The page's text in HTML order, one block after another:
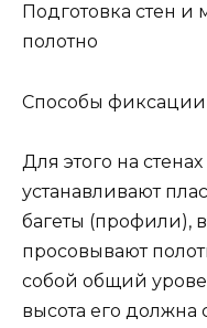
Подготовка стен
полотно
Способы
Для этого на
устанавливают
багеты (профили),
просовывают
собой общий
высота его должна